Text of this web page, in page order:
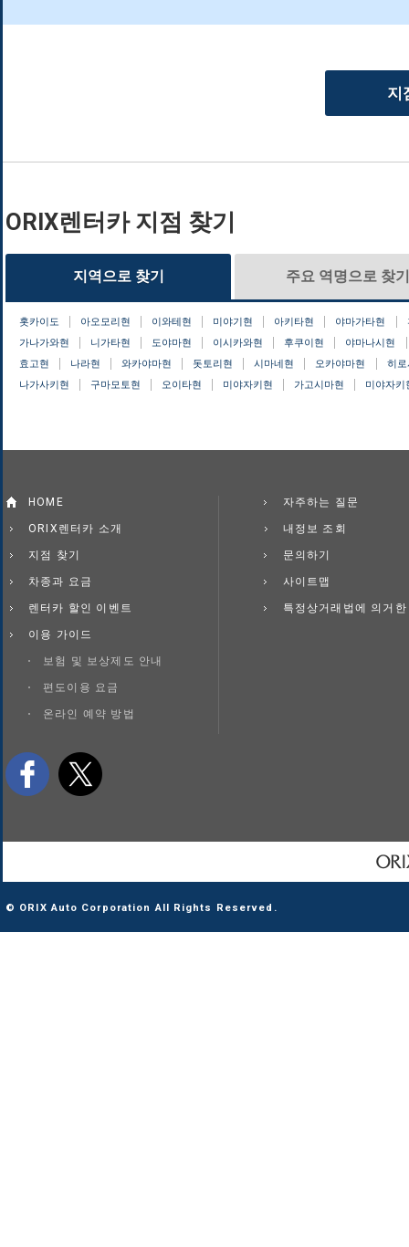
지
ORIX렌터카 지점 찾기
지역으로 찾기 주요 역명으로 찾기
홋카이도 아오모리현 이와테현 미야기현 아키타현 야마가타현
가나가와현
니가타현 도야마현 이시카와현 후쿠이현
야마나시현
효고현
나라현 와카야마현 돗토리현 시마네현 오카야마현
히로
나가사키현
구마모토현 오이타현 미야자키현 가고시마현 미야자키
HOME
ORIX렌터카 소개
지점 찾기
차종과 요금
렌터카 할인 이벤트
이용 가이드
보험 및 보상제도 안내
편도이용 요금
온라인 예약 방법
자주하는 질문
내정보 조회
문의하기
사이트맵
특정상거래법에 의거
© ORIX Auto Corporation All Rights Reserved.